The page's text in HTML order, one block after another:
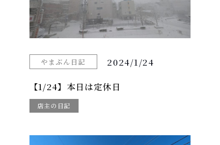
やまぶん日記 2024/1/24
【1/24】本日は定休日
店主の日記